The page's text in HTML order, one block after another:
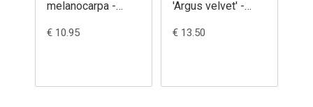
melanocarpa -
melanocarpa
€ 10.95
'Argus velvet' -
€ 13.50